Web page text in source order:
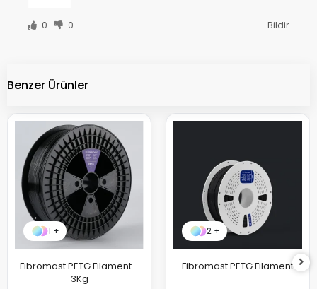
0 0 Bildir
Benzer Ürünler
1 +
Fibromast PETG Filament -
3Kg
2 +
Fibromast PETG Filament